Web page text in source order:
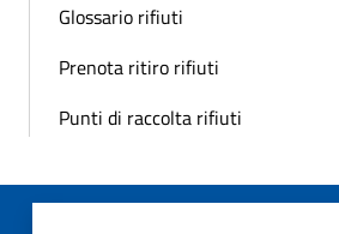
Glossario rifiuti
Prenota ritiro rifiuti
Punti di raccolta rifiuti